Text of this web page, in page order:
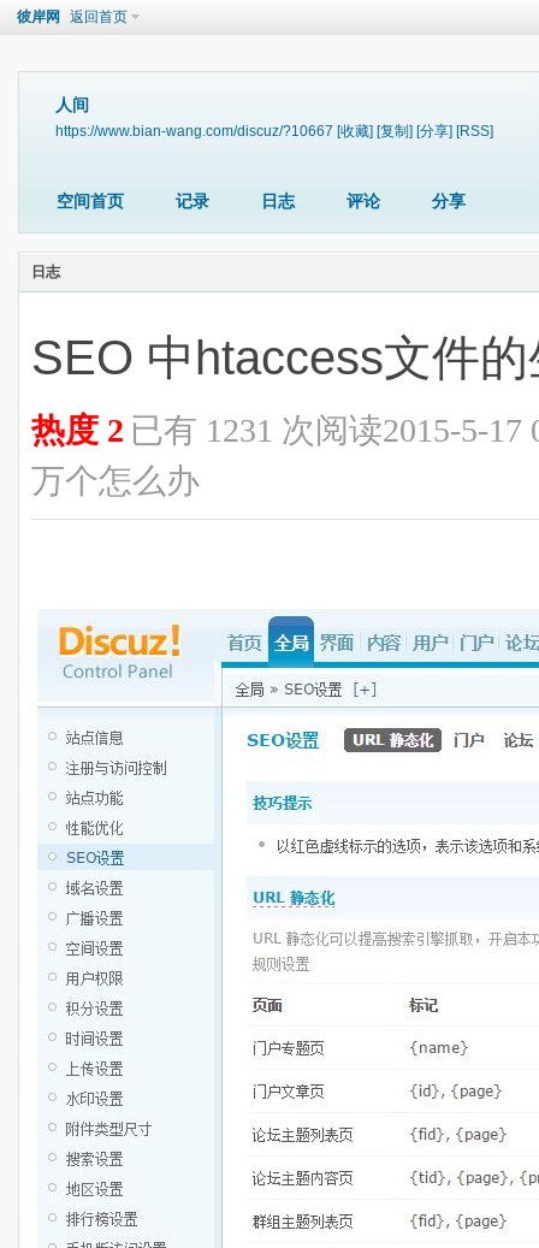
彼岸网 返回首页
人间
https://www.bian-wang.com/discuz/?10667 [收藏] [复制] [分享] [RSS]
空间首页 记录 日志 评论 分享
日志
SEO 中htaccess文件
热度 2 已有 1231 次阅读2015-5-17
万个怎么办